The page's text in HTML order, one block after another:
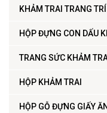
KHẢM TRAI TRANG
HỘP ĐỰNG CON DẤU
TRANG SỨC KHẢM
HỘP KHẢM TRAI
HỘP GỖ ĐỰNG GIẤY